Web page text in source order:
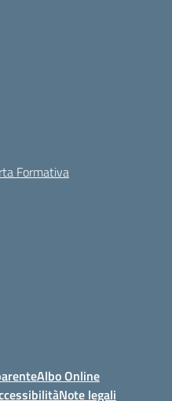
Formativa
Albo Online
Note legali